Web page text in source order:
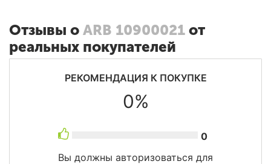
Отзывы о ARB 10900021 от
реальных покупателей
РЕКОМЕНДАЦИЯ К ПОКУПКЕ
0%
0
Вы должны авторизоваться для